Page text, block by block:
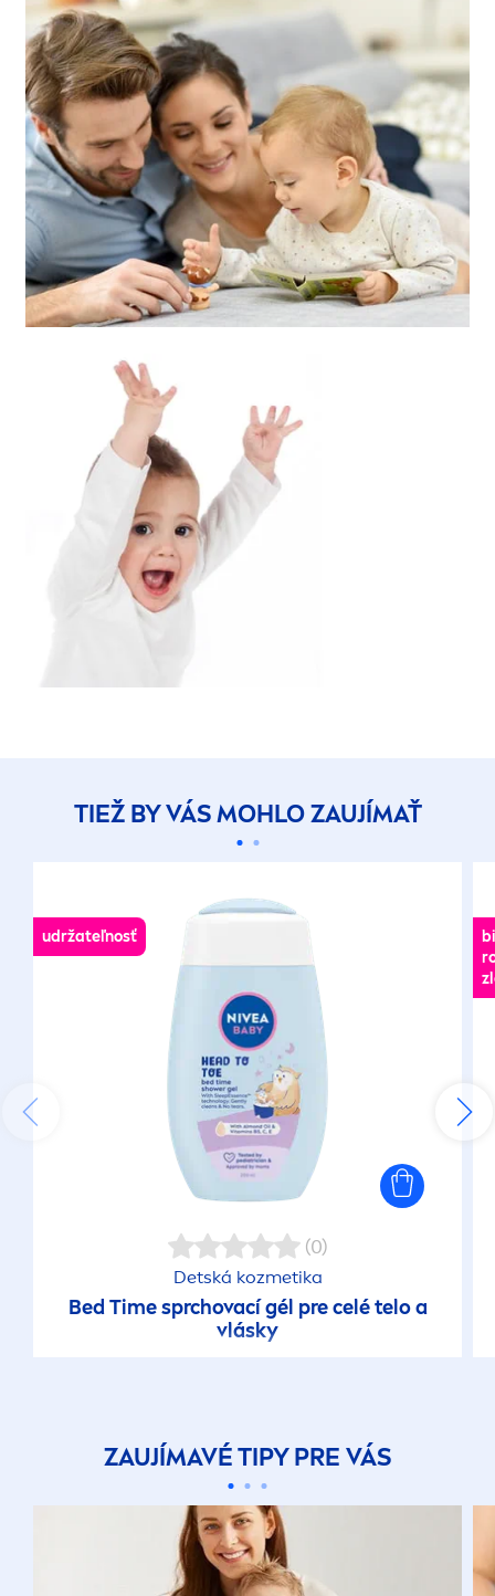
TIEŽ BY VÁS MOHLO ZAUJÍMAŤ
udržateľnosť
(0)
Detská kozmetika
Bed Time sprchovací gél pre celé telo a
vlásky
ZAUJÍMAVÉ TIPY PRE VÁS